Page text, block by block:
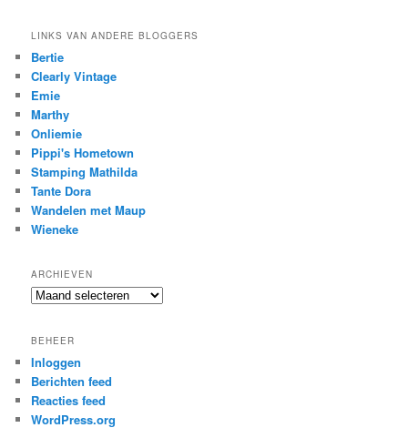
LINKS VAN ANDERE BLOGGERS
Bertie
Clearly Vintage
Emie
Marthy
Onliemie
Pippi's Hometown
Stamping Mathilda
Tante Dora
Wandelen met Maup
Wieneke
ARCHIEVEN
Archieven
BEHEER
Inloggen
Berichten feed
Reacties feed
WordPress.org